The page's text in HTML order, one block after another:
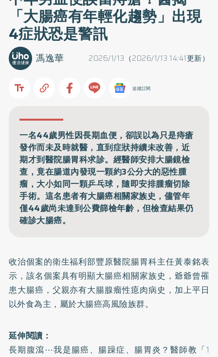
「大腸癌有年輕化趨勢」出現
4症狀恐是警訊
2026/1/13（2026/1/13 14:41更新）
馮逸華
追蹤訂閱
一名44歲男性因長期血便，卻誤以為只是痔瘡
發作而未及時就醫，直到症狀持續未改善，近
期才到醫院腸胃科求診。經醫師安排大腸鏡檢
查，竟在腸道內發現一顆約3公分大的惡性腫
瘤，大小如同一顆乒乓球，隨即安排腫瘤切除
手術。這名患者有大腸癌相關家族史，儘管年
僅44歲尚未達到公費篩檢年齡，但檢查結果仍
確診大腸癌。
收治個案的衛生福利部豐原醫院腸胃科主任黃泰銘表
示，該名個案具有明顯大腸癌相關家族史，爺爺曾罹
患大腸癌，父親亦有大腸腺瘤性瘜肉病史，加上平日
以外食為主，屬於大腸癌高風險族群。
延伸閱讀：
長期腹瀉⋯我是腸癌、腸躁症、腸胃炎？醫師教「1